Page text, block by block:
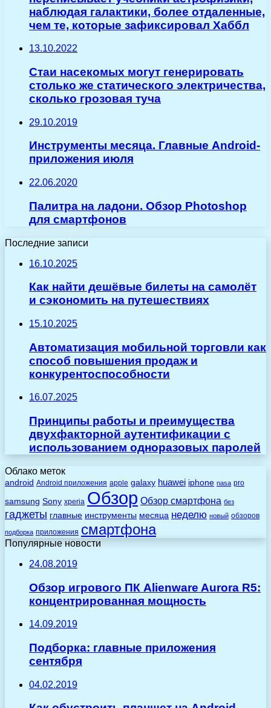
наблюдая галактики, более отдаленные,
чем те, которые зафиксировал Хаббл
13.10.2022
Стаи насекомых могут генерировать
столько же статического электричества,
сколько грозовая туча
29.10.2019
Инструменты месяца. Главные Android-
приложения июля
22.06.2020
Палитра на ладони. Обзор Photoshop
для смартфонов
Последние записи
16.10.2025
Как найти дешёвые билеты на самолёт
и сэкономить на путешествиях
15.10.2025
Автоматизация мобильной торговли как
способ повышения продаж и
конкурентоспособности
16.07.2025
Принципы работы и преимущества
двухфакторной аутентификации с
использованием одноразовых паролей
Облако меток
android Android приложения apple galaxy huawei iphone nasa pro
samsung Sony xperia Обзор Обзор смартфона без
гаджеты главные инструменты месяца неделю новый обзоров
подборка приложения смартфона
Популярные новости
24.08.2019
Обзор игрового ПК Alienware Aurora R5:
концентрированная мощность
14.09.2019
Подборка: главные приложения
сентября
04.02.2019